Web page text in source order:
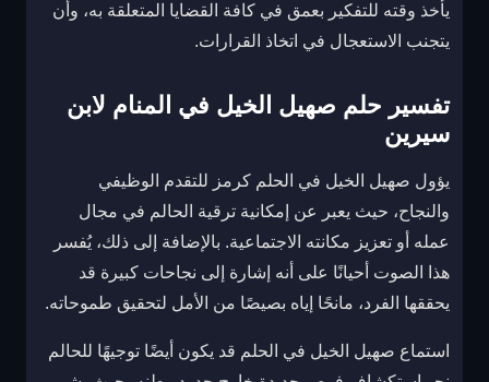
يأخذ وقته للتفكير بعمق في كافة القضايا المتعلقة به، وأن
يتجنب الاستعجال في اتخاذ القرارات.
تفسير حلم صهيل الخيل في المنام لابن
سيرين
يؤول صهيل الخيل في الحلم كرمز للتقدم الوظيفي
والنجاح، حيث يعبر عن إمكانية ترقية الحالم في مجال
عمله أو تعزيز مكانته الاجتماعية. بالإضافة إلى ذلك، يُفسر
هذا الصوت أحيانًا على أنه إشارة إلى نجاحات كبيرة قد
يحققها الفرد، مانحًا إياه بصيصًا من الأمل لتحقيق طموحاته.
استماع صهيل الخيل في الحلم قد يكون أيضًا توجيهًا للحالم